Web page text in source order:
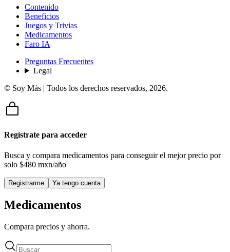
Contenido
Beneficios
Juegos y Trivias
Medicamentos
Faro IA
Preguntas Frecuentes
Legal
© Soy Más | Todos los derechos reservados, 2026.
Regístrate para acceder
Busca y compara medicamentos para conseguir el mejor precio por
solo $480 mxn/año
Registrarme Ya tengo cuenta
Medicamentos
Compara precios y ahorra.